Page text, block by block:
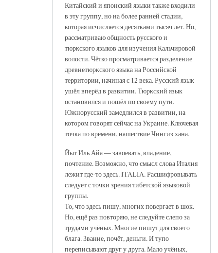
Китайский и японский языки также входили
в эту группу, но на более ранней стадии,
которая исчисляется десятками тысяч лет. Но,
рассматриваю общность русского и
тюркского языков для изучения Кальчировой
волости. Чётко просматривается разделение
древнетюркского языка на Российской
территории, начиная с 12 века. Русский язык
ушёл вперёд в развитии. Тюркский язык
остановился и пошёл по своему пути.
Южнорусский замедлился в развитии, на
котором говорят сейчас на Украине. Ключевая
точка по времени, нашествие Чингиз хана.
Йыт Иль Айа — завоевать, владение,
почтение. Возможно, что смысл слова Италия
лежит где-то здесь. ITALIA. Расшифровывать
следует с точки зрения тибетской языковой
группы.
То, что здесь пишу, многих повергает в шок.
Но, ещё раз повторяю, не следуйте слепо за
трудами учёных. Многие пишут для своего
блага. Звание, почёт, деньги. И тупо
переписывают друг у друга. Мало учёных,